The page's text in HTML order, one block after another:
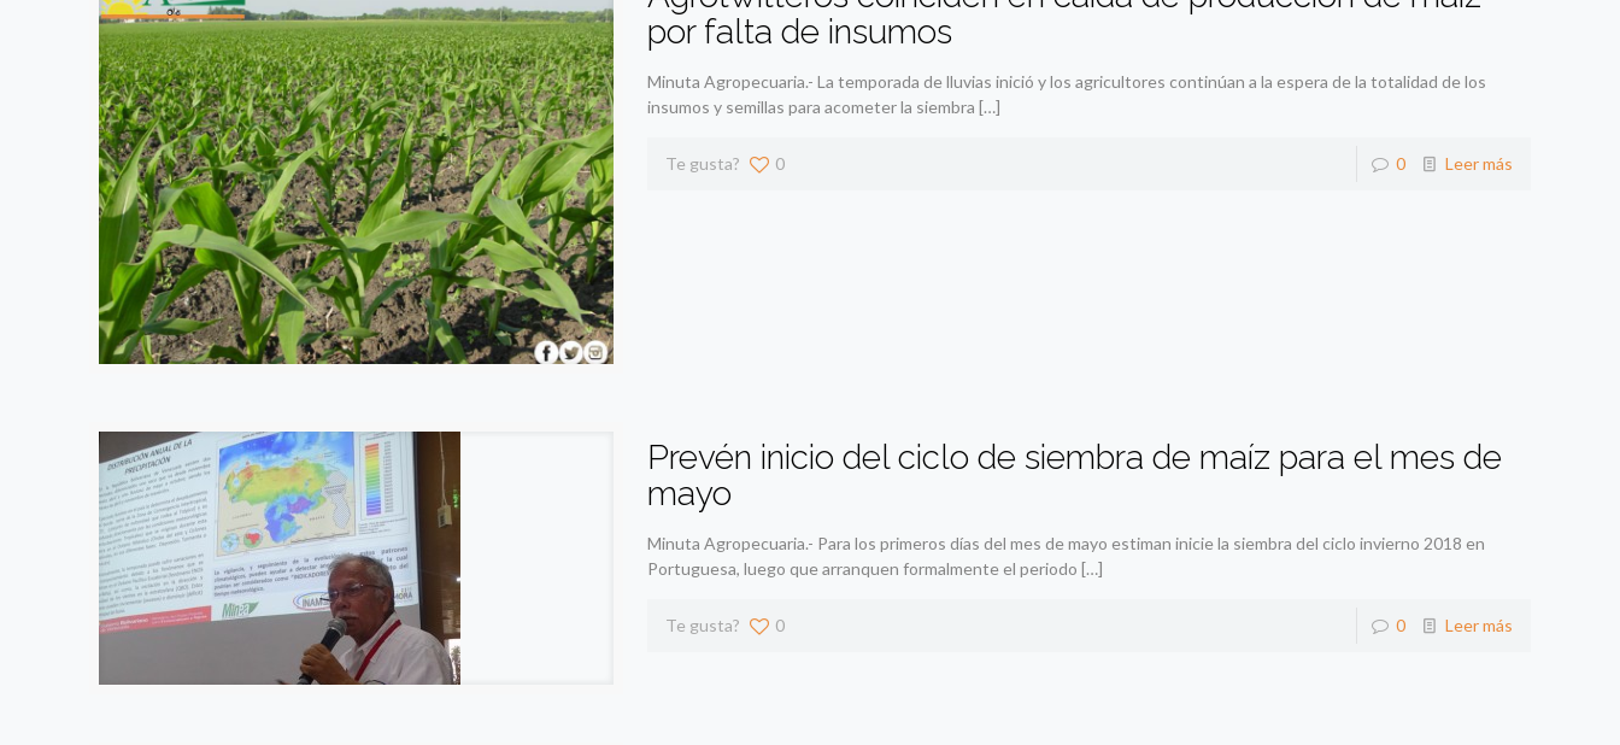
por falta de insumos
Minuta Agropecuaria.- La temporada de lluvias inició y los agricultores continúan a la espera de la totalidad de los
insumos y semillas para acometer la siembra […]
Te gusta? 0 0 Leer más
Prevén inicio del ciclo de siembra de maíz para el mes de
mayo
Minuta Agropecuaria.- Para los primeros días del mes de mayo estiman inicie la siembra del ciclo invierno 2018 en
Portuguesa, luego que arranquen formalmente el periodo […]
Te gusta? 0 0 Leer más